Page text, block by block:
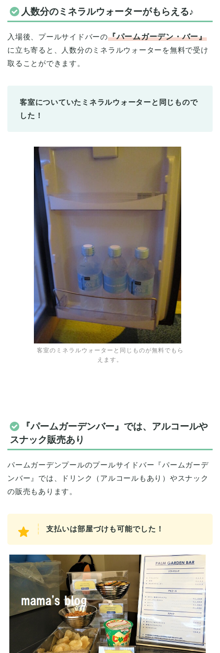
人数分のミネラルウォーターがもらえる♪
入場後、プールサイドバーの『パームガーデン・バー』
に立ち寄ると、人数分のミネラルウォーターを無料で受け
取ることができます。
客室についていたミネラルウォーターと同じもので
した！
客室のミネラルウォーターと同じものが無料でもら
えます。
『パームガーデンバー』では、アルコールや
スナック販売あり
パームガーデンプールのプールサイドバー『パームガーデ
ンバー』では、ドリンク（アルコールもあり）やスナック
の販売もあります。
支払いは部屋づけも可能でした！